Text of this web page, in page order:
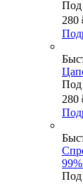
Под
280
Под
280
Под